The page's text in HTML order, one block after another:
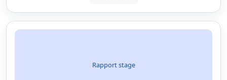
Rapport stage